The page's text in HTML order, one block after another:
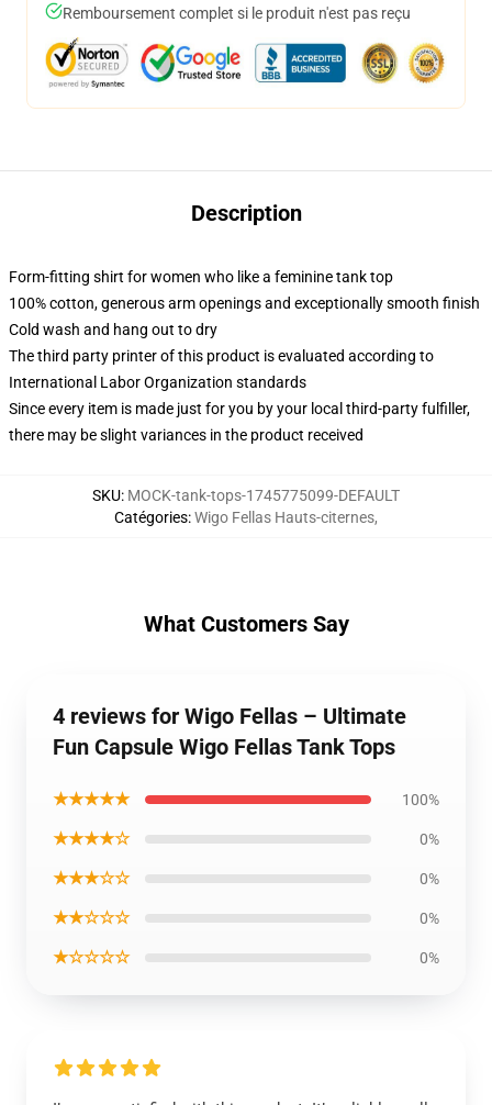
Remboursement complet si le produit n'est pas reçu
Description
Form-fitting shirt for women who like a feminine tank top
100% cotton, generous arm openings and exceptionally smooth finish
Cold wash and hang out to dry
The third party printer of this product is evaluated according to
International Labor Organization standards
Since every item is made just for you by your local third-party fulfiller,
there may be slight variances in the product received
SKU: MOCK-tank-tops-1745775099-DEFAULT
Catégories:Wigo Fellas Hauts-citernes,
What Customers Say
4 reviews for Wigo Fellas – Ultimate
Fun Capsule Wigo Fellas Tank Tops
★★★★★ 100%
★★★★☆ 0%
★★★☆☆ 0%
★★☆☆☆ 0%
★☆☆☆☆ 0%